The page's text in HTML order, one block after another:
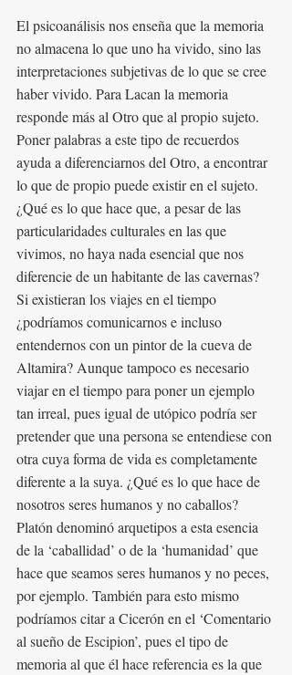
El psicoanálisis nos enseña que la memoria
no almacena lo que uno ha vivido, sino las
interpretaciones subjetivas de lo que se cree
haber vivido. Para Lacan la memoria
responde más al Otro que al propio sujeto.
Poner palabras a este tipo de recuerdos
ayuda a diferenciarnos del Otro, a encontrar
lo que de propio puede existir en el sujeto.
¿Qué es lo que hace que, a pesar de las
particularidades culturales en las que
vivimos, no haya nada esencial que nos
diferencie de un habitante de las cavernas?
Si existieran los viajes en el tiempo
¿podríamos comunicarnos e incluso
entendernos con un pintor de la cueva de
Altamira? Aunque tampoco es necesario
viajar en el tiempo para poner un ejemplo
tan irreal, pues igual de utópico podría ser
pretender que una persona se entendiese con
otra cuya forma de vida es completamente
diferente a la suya. ¿Qué es lo que hace de
nosotros seres humanos y no caballos?
Platón denominó arquetipos a esta esencia
de la ‘caballidad’ o de la ‘humanidad’ que
hace que seamos seres humanos y no peces,
por ejemplo. También para esto mismo
podríamos citar a Cicerón en el ‘Comentario
al sueño de Escipion’, pues el tipo de
memoria al que él hace referencia es la que